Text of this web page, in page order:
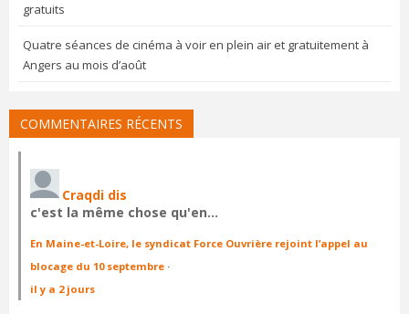
gratuits
Quatre séances de cinéma à voir en plein air et gratuitement à
Angers au mois d’août
COMMENTAIRES RÉCENTS
Craqdi dis
c'est la même chose qu'en…
En Maine-et-Loire, le syndicat Force Ouvrière rejoint l’appel au
blocage du 10 septembre ·
il y a 2 jours